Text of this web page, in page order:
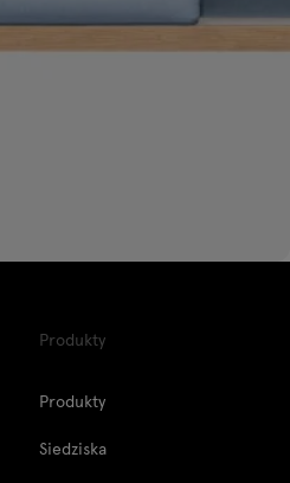
Produkty
Produkty
Siedziska